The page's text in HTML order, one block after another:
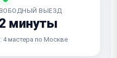
ВЫЕЗД
минуты
4 мастера по Москве